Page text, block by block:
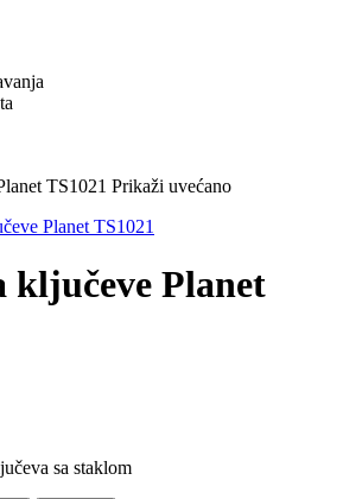
Prikaži uvećano
ključeve Planet
sa staklom